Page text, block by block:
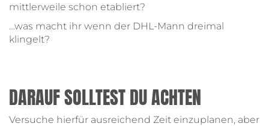
mittlerweile schon etabliert?
…was macht ihr wenn der DHL-Mann dreimal
klingelt?
DARAUF SOLLTEST DU ACHTEN
Versuche hierfür ausreichend Zeit einzuplanen, aber